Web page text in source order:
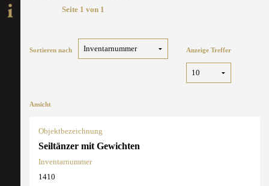
Seite 1 von 1
Sortieren nach Anzeige Treffer
Ansicht
Objektbezeichnung
Seiltänzer mit Gewichten
Inventarnummer
1410